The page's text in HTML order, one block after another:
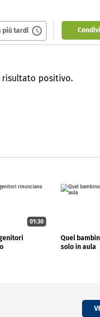
più tardi
risultato positivo.
01:30
Quel
solo in aula